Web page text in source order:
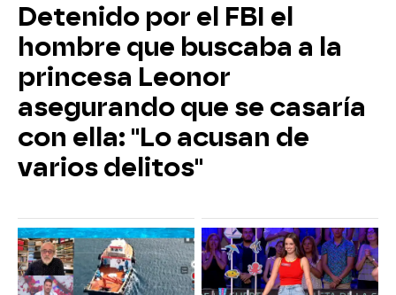
Detenido por el FBI el
hombre que buscaba a la
princesa Leonor
asegurando que se casaría
con ella: "Lo acusan de
varios delitos"